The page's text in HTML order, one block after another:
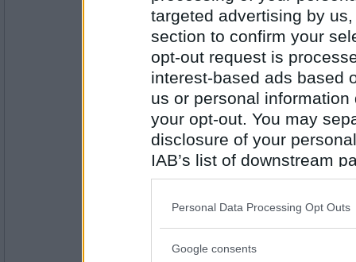
targeted advertising by
section to confirm your
opt-out request is
interest-based ads based
us or personal
your opt-out. You may
disclosure of your
IAB’s list of downstream
also be disclosed by us
Downstream Participants
Please note that this
Personal Data Processing Opt Outs
Google consents
11487
Rombis- Ej medlem längre
Antal inlägg:
12458
Underkylt
Prärieklocka